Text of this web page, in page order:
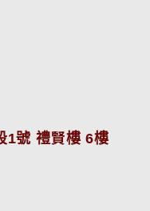
1號 禮賢樓 6樓